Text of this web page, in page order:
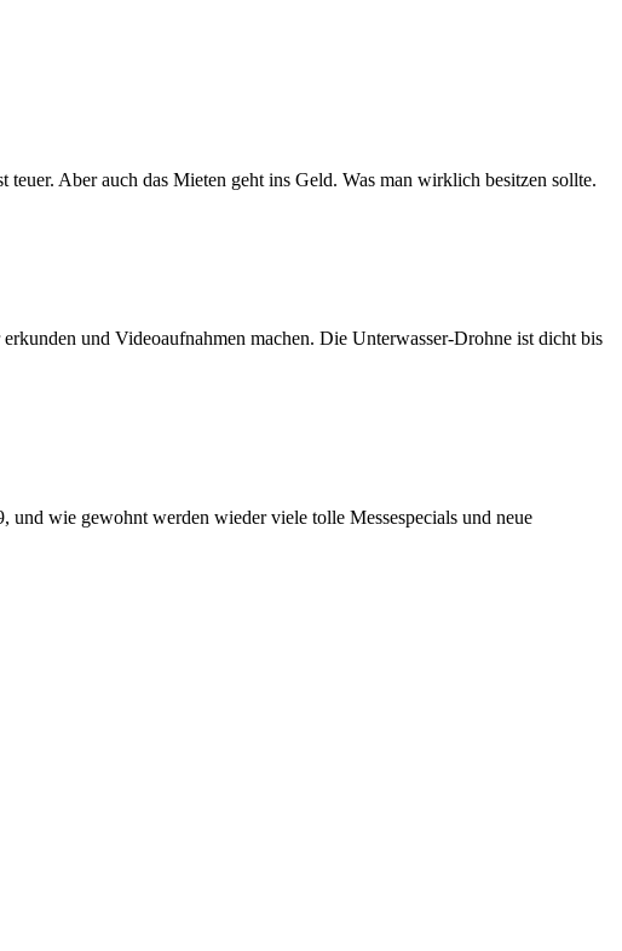
Aber auch das Mieten geht ins Geld. Was man wirklich besitzen sollte.
und Videoaufnahmen machen. Die Unterwasser-Drohne ist dicht bis
und wie gewohnt werden wieder viele tolle Messespecials und neue